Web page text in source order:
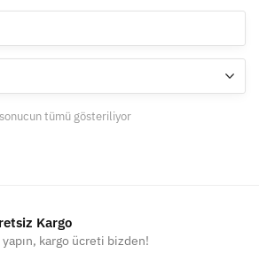
tümü gösteriliyor
Kargo
kargo ücreti bizden!